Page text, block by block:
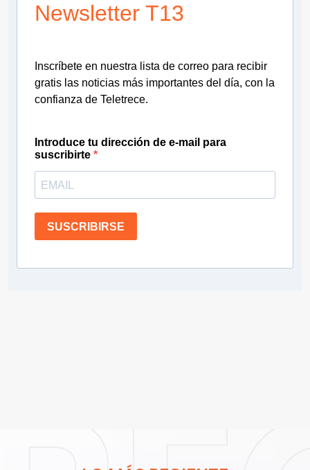
Newsletter T13
Inscríbete en nuestra lista de correo para recibir
gratis las noticias más importantes del día, con la
confianza de Teletrece.
Introduce tu dirección de e-mail para
suscribirte
SUSCRIBIRSE